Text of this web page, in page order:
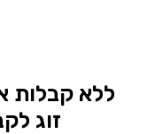
ללא קבלות
זוג